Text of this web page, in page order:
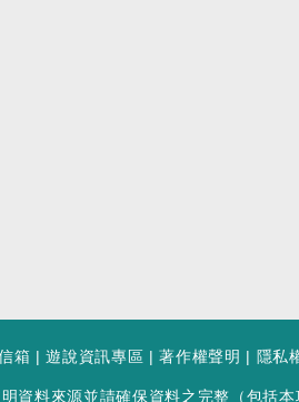
箱 |遊說資訊專區 |著作權聲明 | 隱私
資料來源並請確保資料之完整（包括